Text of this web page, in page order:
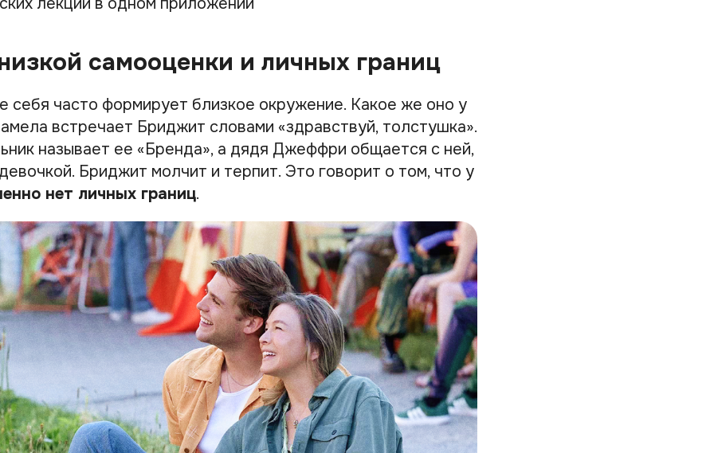
самооценки и личных границ
себя часто формирует близкое окружение. Какое же оно у
встречает Бриджит словами «здравствуй, толстушка».
называет ее «Бренда», а дядя Джеффри общается с ней,
Бриджит молчит и терпит. Это говорит о том, что у
нет личных границ.